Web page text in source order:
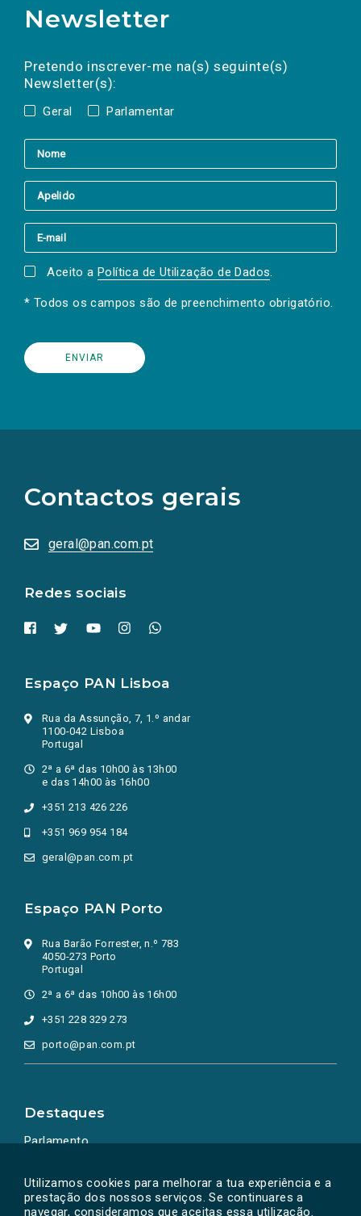
Utilizamos cookies para melhorar a tua experiência e a
prestação dos nossos serviços. Se continuares a
navegar, consideramos que aceitas essa utilização.
Newsletter
Pretendo inscrever-me na(s) seguinte(s)
Newsletter(s):
Geral Parlamentar
a(s) newsletter(s).
mail
Aceito a Política de Utilização de Dados.
* Todos os campos são de preenchimento obrigatório.
Contactos gerais
geral@pan.com.pt
Redes sociais
redes
sociais
numa
nova
Espaço PAN Lisboa
Rua da Assunção, 7, 1.º andar
1100-042 Lisboa
Portugal
2ª a 6ª das 10h00 às 13h00
e das 14h00 às 16h00
+351 213 426 226
+351 969 954 184
geral@pan.com.pt
Espaço PAN Porto
Rua Barão Forrester, n.º 783
4050-273 Porto
Portugal
2ª a 6ª das 10h00 às 16h00
+351 228 329 273
porto@pan.com.pt
Destaques
Parlamento